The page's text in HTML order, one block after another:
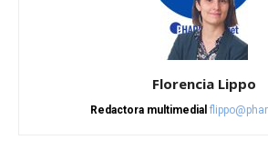
Florencia Lippo
Redactora multimedial